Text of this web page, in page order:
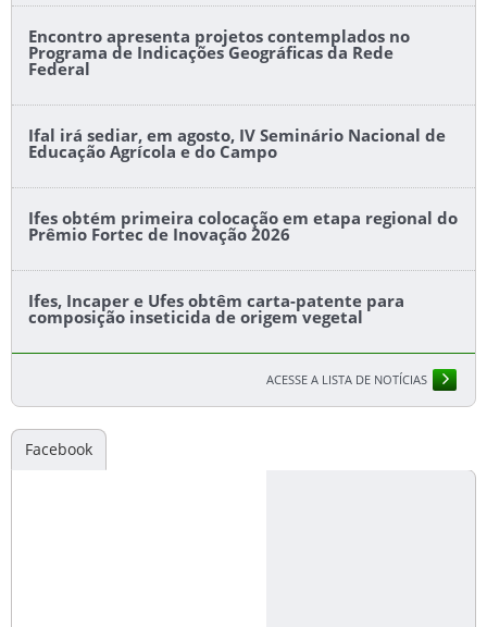
Encontro apresenta projetos contemplados no
Programa de Indicações Geográficas da Rede
Federal
Ifal irá sediar, em agosto, IV Seminário Nacional de
Educação Agrícola e do Campo
Ifes obtém primeira colocação em etapa regional do
Prêmio Fortec de Inovação 2026
Ifes, Incaper e Ufes obtêm carta-patente para
composição inseticida de origem vegetal
ACESSE A LISTA DE NOTÍCIAS
Facebook